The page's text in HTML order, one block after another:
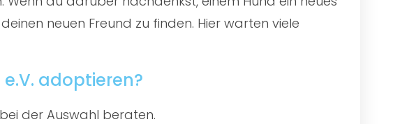
neuen Freund zu finden. Hier warten viele
adoptieren?
der Auswahl beraten.